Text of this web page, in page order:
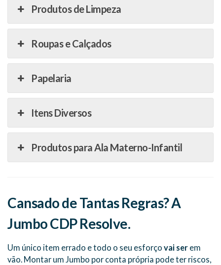
Produtos de Limpeza
Roupas e Calçados
Papelaria
Itens Diversos
Produtos para Ala Materno-Infantil
Cansado de Tantas Regras? A
Jumbo CDP Resolve.
Um único item errado e todo o seu esforço vai ser em
vão. Montar um Jumbo por conta própria pode ter riscos,